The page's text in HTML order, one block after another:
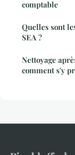
comptable
Quelles sont
SEA ?
Nettoyage
comment s'y